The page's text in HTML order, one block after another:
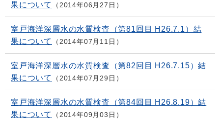
果について
2014年06月27日
室戸海洋深層水の水質検査（第81回目 H26.7.1）結
果について
2014年07月11日
室戸海洋深層水の水質検査（第82回目 H26.7.15）結
果について
2014年07月29日
室戸海洋深層水の水質検査（第84回目 H26.8.19）結
果について
2014年09月03日